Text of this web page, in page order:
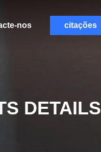
nos citações
DETAILS